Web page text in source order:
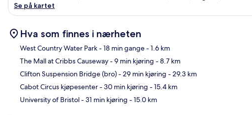
Se på kartet
Hva som finnes i nærheten
West Country Water Park- 18 min gange- 1.6 km
The Mall at Cribbs Causeway- 9 min kjøring - 8.7 km
Clifton Suspension Bridge (bro)- 29 min kjøring - 29.3 km
Cabot Circus kjøpesenter- 30 min kjøring - 15.4 km
University of Bristol- 31 min kjøring - 15.0 km